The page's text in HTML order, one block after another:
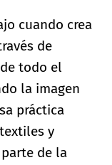
cuando crea
de
todo el
la imagen
práctica
y
de la